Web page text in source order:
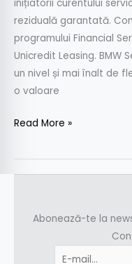
inițiatorii curentului
reziduală garantată.
programului Financial
Unicredit Leasing.
un nivel și mai înalt de
o valoare
Read More »
Abonează-te la